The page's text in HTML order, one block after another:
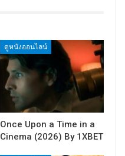
ดูหนังออนไลน์
Once Upon a Time in a
Cinema (2026) By 1XBET